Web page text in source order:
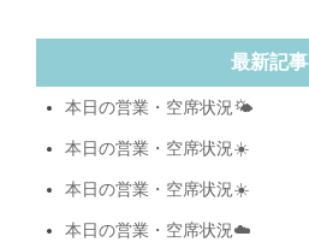
最新記事
本日の営業・空席状況🌤️
本日の営業・空席状況☀️
本日の営業・空席状況☀️
本日の営業・空席状況☁️